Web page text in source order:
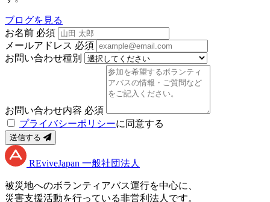
ブログを見る
お名前 必須
メールアドレス 必須
お問い合わせ種別
お問い合わせ内容 必須
プライバシーポリシーに同意する
送信する
REviveJapan 一般社団法人
被災地へのボランティアバス運行を中心に、
災害支援活動を行っている非営利法人です。